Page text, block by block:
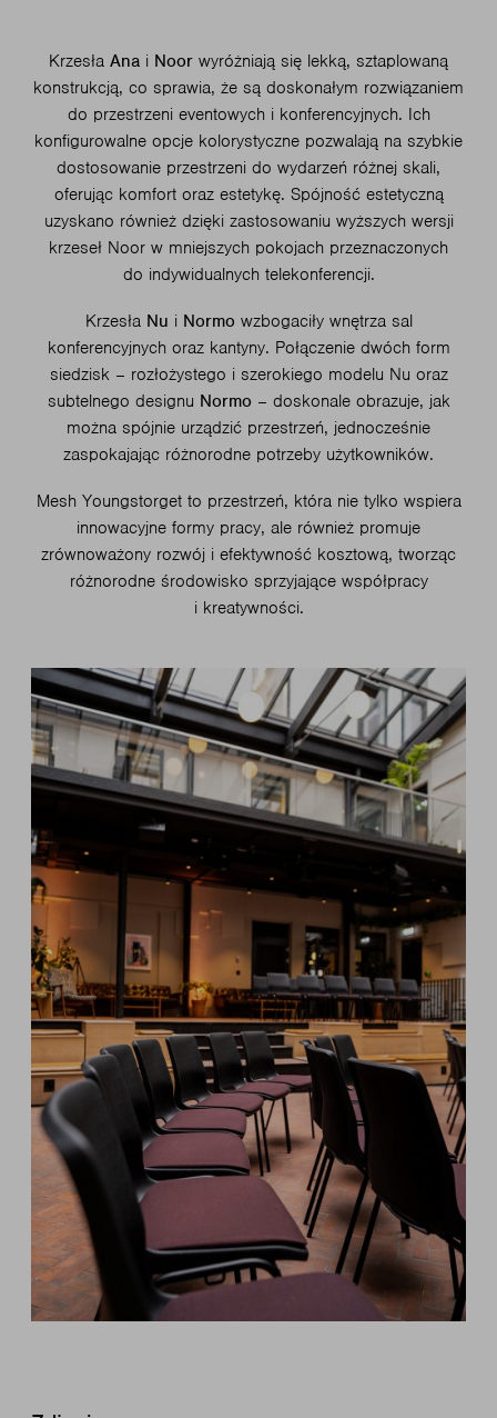
Krzesła Ana i Noor wyróżniają się lekką, sztaplowaną
konstrukcją, co sprawia, że są doskonałym rozwiązaniem
do przestrzeni eventowych i konferencyjnych. Ich
konfigurowalne opcje kolorystyczne pozwalają na szybkie
dostosowanie przestrzeni do wydarzeń różnej skali,
oferując komfort oraz estetykę. Spójność estetyczną
uzyskano również dzięki zastosowaniu wyższych wersji
krzeseł Noor w mniejszych pokojach przeznaczonych
do indywidualnych telekonferencji.
Krzesła Nu i Normo wzbogaciły wnętrza sal
konferencyjnych oraz kantyny. Połączenie dwóch form
siedzisk – rozłożystego i szerokiego modelu Nu oraz
subtelnego designu Normo – doskonale obrazuje, jak
można spójnie urządzić przestrzeń, jednocześnie
zaspokajając różnorodne potrzeby użytkowników.
Mesh Youngstorget to przestrzeń, która nie tylko wspiera
innowacyjne formy pracy, ale również promuje
zrównoważony rozwój i efektywność kosztową, tworząc
różnorodne środowisko sprzyjające współpracy
i kreatywności.